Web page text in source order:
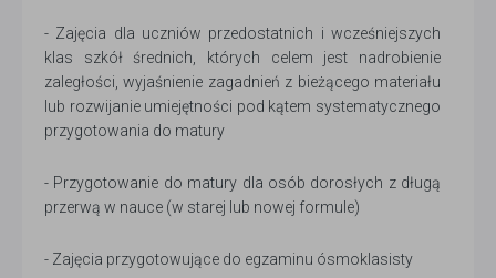
- Zajęcia dla uczniów przedostatnich i wcześniejszych
klas szkół średnich, których celem jest nadrobienie
zaległości, wyjaśnienie zagadnień z bieżącego materiału
lub rozwijanie umiejętności pod kątem systematycznego
przygotowania do matury
- Przygotowanie do matury dla osób dorosłych z długą
przerwą w nauce (w starej lub nowej formule)
- Zajęcia przygotowujące do egzaminu ósmoklasisty